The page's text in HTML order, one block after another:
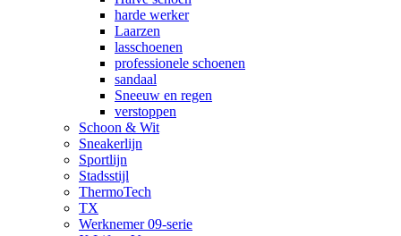
harde werker
Laarzen
lasschoenen
professionele schoenen
sandaal
Sneeuw en regen
verstoppen
Schoon & Wit
Sneakerlijn
Sportlijn
Stadsstijl
ThermoTech
TX
Werknemer 09-serie